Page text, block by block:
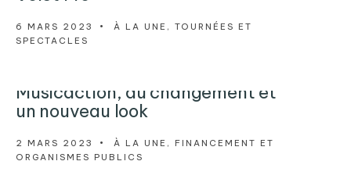
6 MARS 2023 • À LA UNE , TOURNÉES ET
SPECTACLES
Musicaction, du changement et
un nouveau look
2 MARS 2023 • À LA UNE , FINANCEMENT ET
ORGANISMES PUBLICS